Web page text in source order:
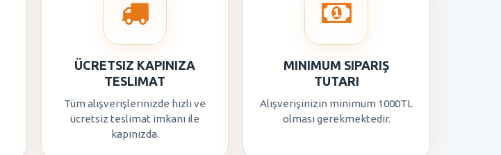
ÜCRETSIZ KAPINIZA
TESLIMAT
Tüm alışverişlerinizde hızlı ve
ücretsiz teslimat imkanı ile
kapınızda.
MINIMUM SIPARIŞ
TUTARI
Alışverişinizin minimum 1000TL
olması gerekmektedir.